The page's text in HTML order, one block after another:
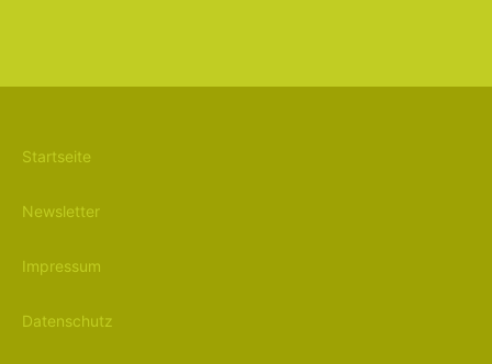
Startseite
Newsletter
Impressum
Datenschutz